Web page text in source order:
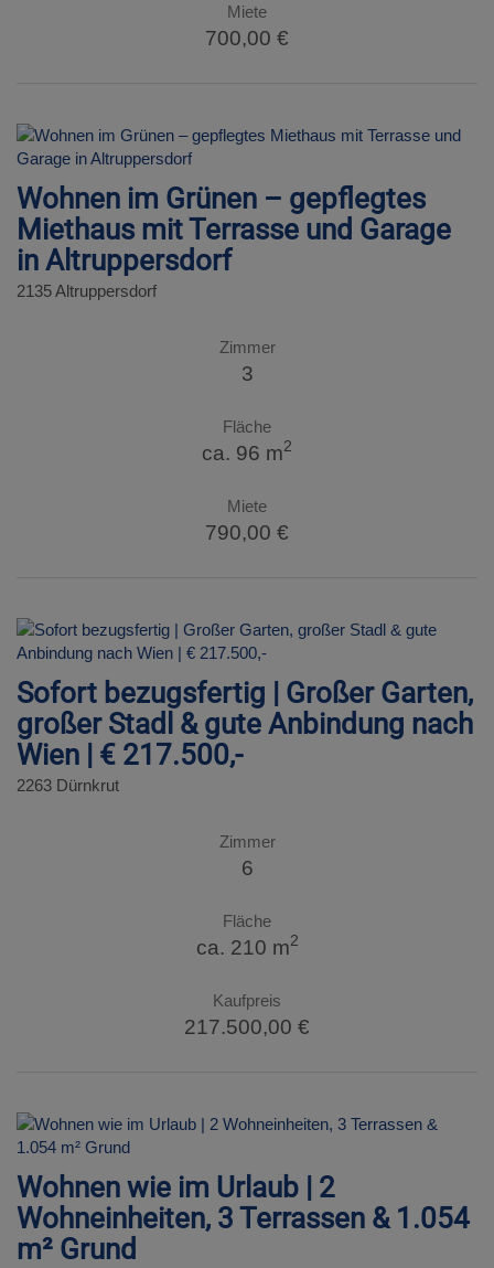
Miete
700,00 €
Wohnen im Grünen – gepflegtes
Miethaus mit Terrasse und Garage
in Altruppersdorf
2135 Altruppersdorf
Zimmer
3
Fläche
ca. 96 m2
Miete
790,00 €
Sofort bezugsfertig | Großer Garten,
großer Stadl & gute Anbindung nach
Wien | € 217.500,-
2263 Dürnkrut
Zimmer
6
Fläche
ca. 210 m2
Kaufpreis
217.500,00 €
Wohnen wie im Urlaub | 2
Wohneinheiten, 3 Terrassen & 1.054
m² Grund